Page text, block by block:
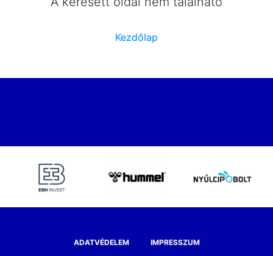
Kezdőlap
ADATVÉDELEM IMPRESSZUM